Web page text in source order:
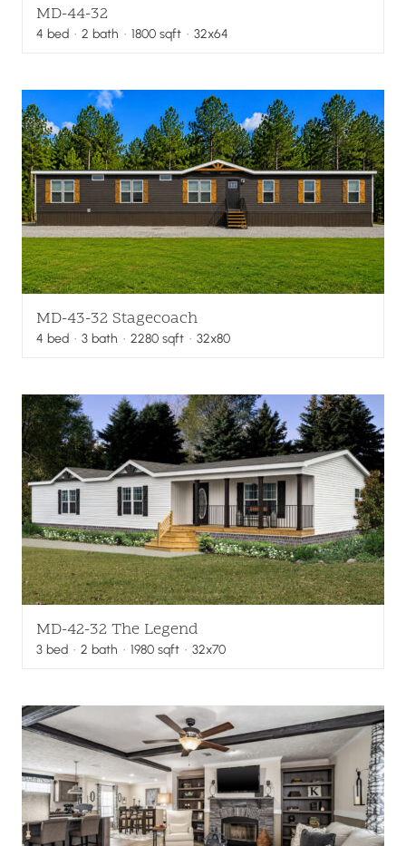
MD-44-32
4 bed · 2 bath · 1800 sqft· 32x64
MD-43-32 Stagecoach
4 bed · 3 bath · 2280 sqft· 32x80
MD-42-32 The Legend
3 bed · 2 bath · 1980 sqft· 32x70